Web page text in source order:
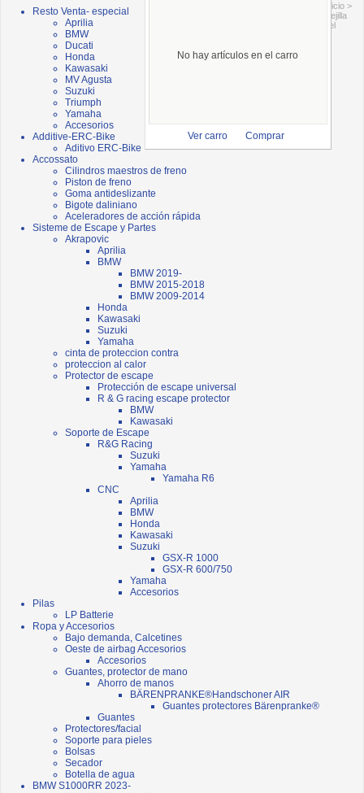
No hay artículos en el carro
Ver carro Comprar
Resto Venta- especial
Aprilia
BMW
Ducati
Honda
Kawasaki
MV Agusta
Suzuki
Triumph
Yamaha
Accesorios
Additive-ERC-Bike
Aditivo ERC-Bike
Accossato
Cilindros maestros de freno
Piston de freno
Goma antideslizante
Bigote daliniano
Aceleradores de acción rápida
Sisteme de Escape y Partes
Akrapovic
Aprilia
BMW
BMW 2019-
BMW 2015-2018
BMW 2009-2014
Honda
Kawasaki
Suzuki
Yamaha
cinta de proteccion contra
proteccion al calor
Protector de escape
Protección de escape universal
R & G racing escape protector
BMW
Kawasaki
Soporte de Escape
R&G Racing
Suzuki
Yamaha
Yamaha R6
CNC
Aprilia
BMW
Honda
Kawasaki
Suzuki
GSX-R 1000
GSX-R 600/750
Yamaha
Accesorios
Pilas
LP Batterie
Ropa y Accesorios
Bajo demanda, Calcetines
Oeste de airbag Accesorios
Accesorios
Guantes, protector de mano
Ahorro de manos
BÄRENPRANKE®Handschoner AIR
Guantes protectores Bärenpranke®
Guantes
Protectores/facial
Soporte para pieles
Bolsas
Secador
Botella de agua
BMW S1000RR 2023-
Inicio >
Rejilla
del